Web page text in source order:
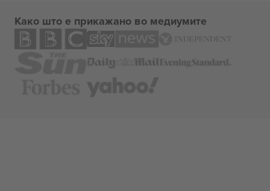
Како што е прикажано во медиумите